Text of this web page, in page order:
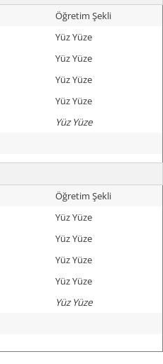
Öğretim Şekli
Yüz Yüze
Yüz Yüze
Yüz Yüze
Yüz Yüze
Yüz Yüze
Öğretim Şekli
Yüz Yüze
Yüz Yüze
Yüz Yüze
Yüz Yüze
Yüz Yüze